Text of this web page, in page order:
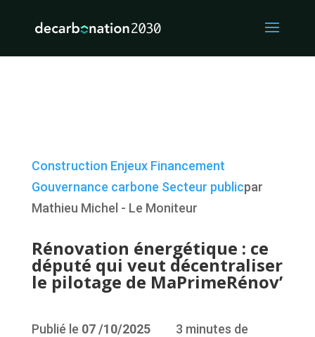
Construction Enjeux Financement
Gouvernance carbone Secteur publicpar
Mathieu Michel - Le Moniteur
Rénovation énergétique : ce
député qui veut décentraliser
le pilotage de MaPrimeRénov’
Publié le 07/10/20253 minutes de